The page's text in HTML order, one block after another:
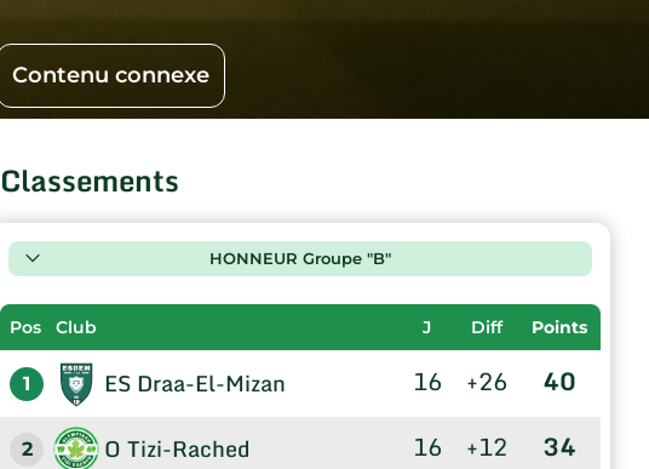
Contenu connexe
Classements
HONNEUR Groupe "B"
Pos Club J Diff Points
1 ES Draa-El-Mizan 16 +26 40
2 O Tizi-Rached 16 +12 34